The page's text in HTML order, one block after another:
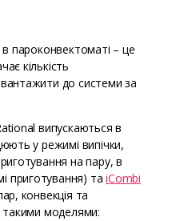
в пароконвектоматі – це
кількість
до системи за
випускаються в
у режимі випічки,
на пару, в
приготування) таiCombi
конвекція та
такими моделями: